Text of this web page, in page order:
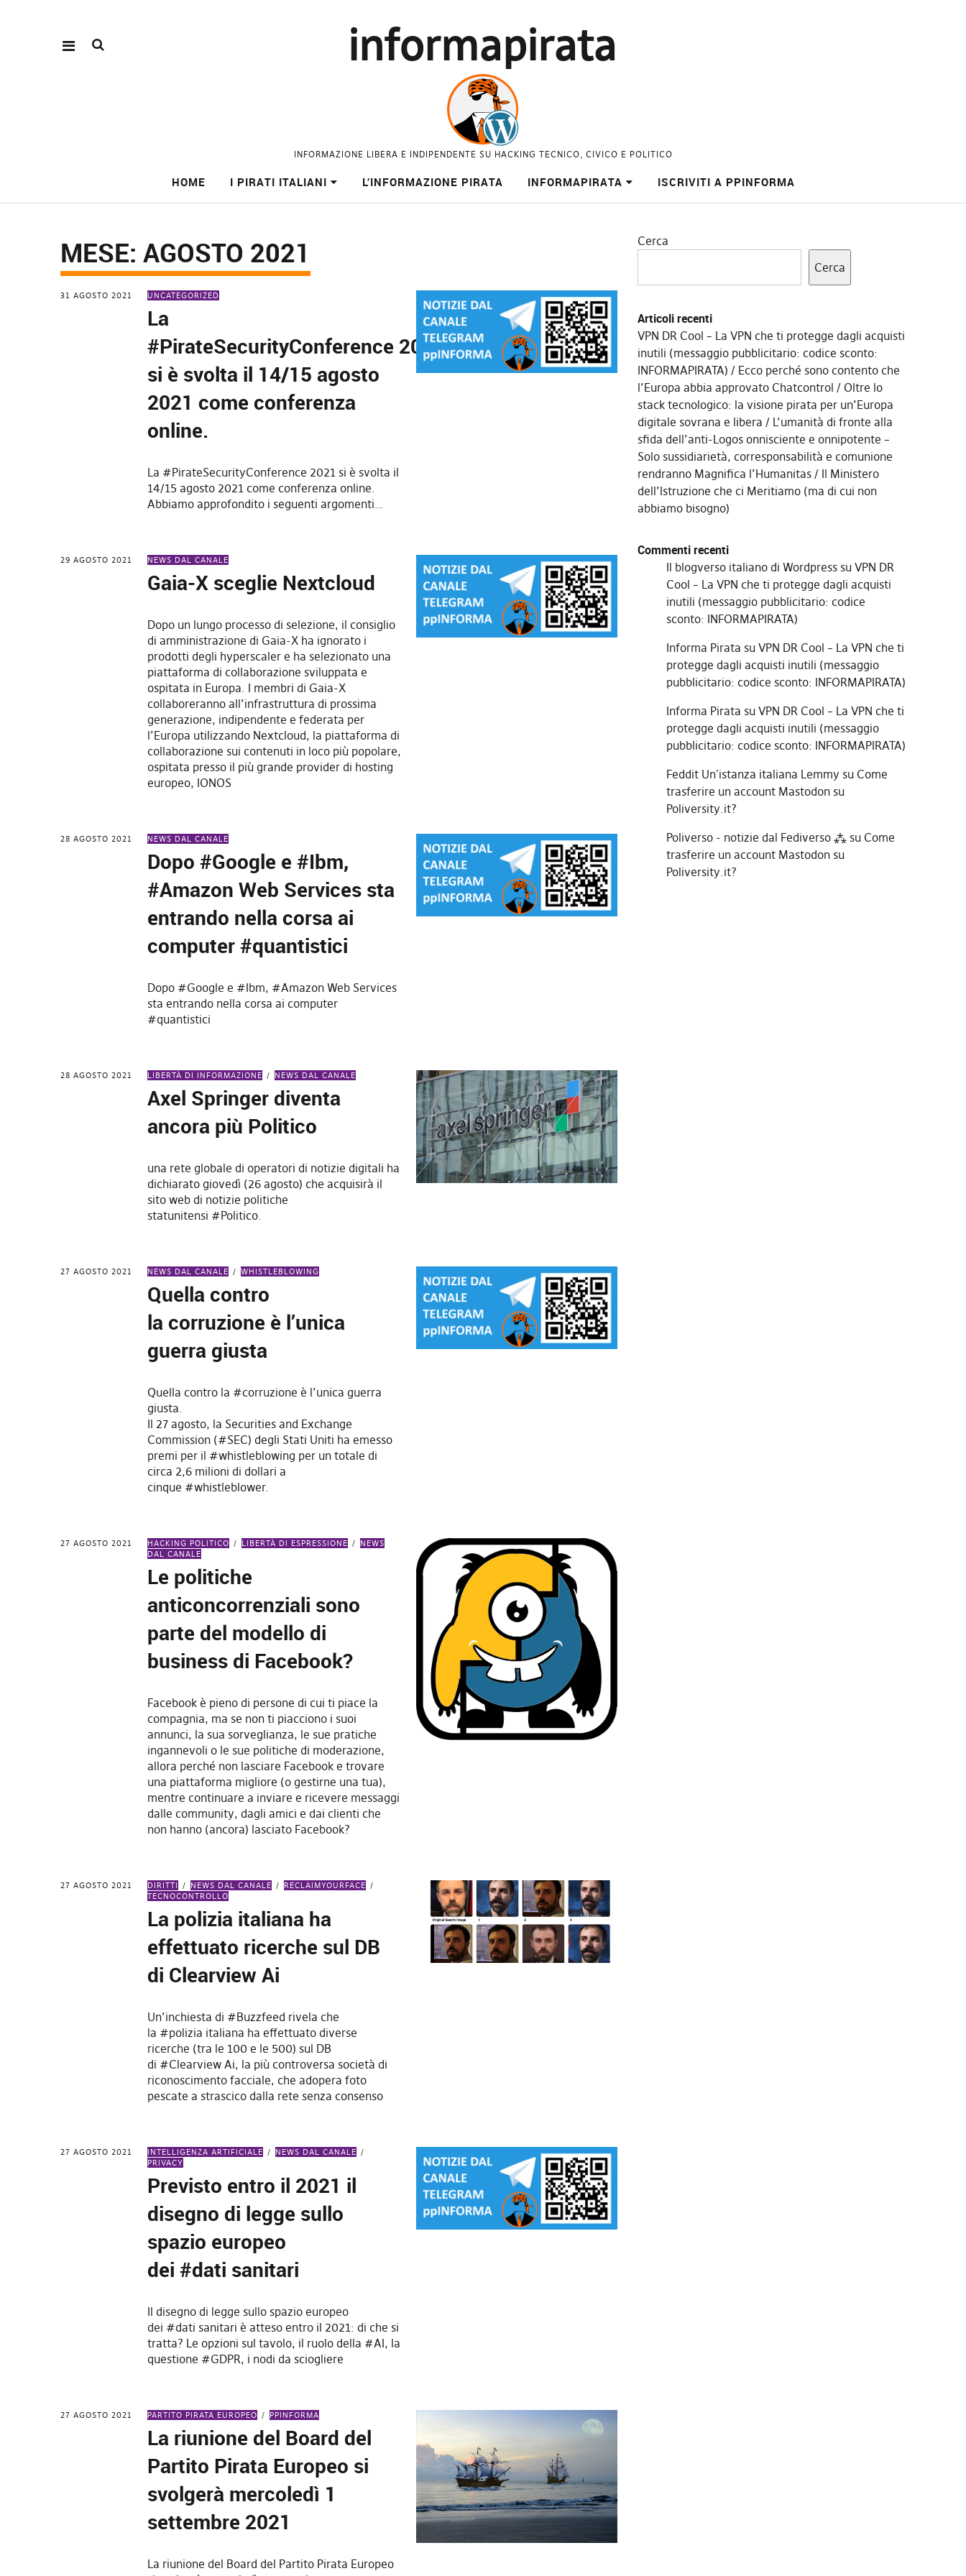
informapirata
INFORMAZIONE LIBERA E INDIPENDENTE SU HACKING TECNICO, CIVICO E POLITICO
HOME I PIRATI ITALIANI L’INFORMAZIONE PIRATA INFORMAPIRATA ISCRIVITI A PPINFORMA
MESE: AGOSTO 2021
31 AGOSTO 2021 UNCATEGORIZED
La
#PirateSecurityConference 2021
si è svolta il 14/15 agosto
2021 come conferenza
online.
La #PirateSecurityConference 2021 si è svolta il
14/15 agosto 2021 come conferenza online.
Abbiamo approfondito i seguenti argomenti…
29 AGOSTO 2021 NEWS DAL CANALE
Gaia-X sceglie Nextcloud
Dopo un lungo processo di selezione, il consiglio
di amministrazione di Gaia-X ha ignorato i
prodotti degli hyperscaler e ha selezionato una
piattaforma di collaborazione sviluppata e
ospitata in Europa. I membri di Gaia-X
collaboreranno all’infrastruttura di prossima
generazione, indipendente e federata per
l’Europa utilizzando Nextcloud, la piattaforma di
collaborazione sui contenuti in loco più popolare,
ospitata presso il più grande provider di hosting
europeo, IONOS
28 AGOSTO 2021 NEWS DAL CANALE
Dopo #Google e #Ibm,
#Amazon Web Services sta
entrando nella corsa ai
computer #quantistici
Dopo #Google e #Ibm, #Amazon Web Services
sta entrando nella corsa ai computer
#quantistici
28 AGOSTO 2021 LIBERTÀ DI INFORMAZIONE NEWS DAL CANALE
Axel Springer diventa
ancora più Politico
una rete globale di operatori di notizie digitali ha
dichiarato giovedì (26 agosto) che acquisirà il
sito web di notizie politiche
statunitensi #Politico.
27 AGOSTO 2021 NEWS DAL CANALE WHISTLEBLOWING
Quella contro
la corruzione è l’unica
guerra giusta
Quella contro la #corruzione è l’unica guerra
giusta.
Il 27 agosto, la Securities and Exchange
Commission (#SEC) degli Stati Uniti ha emesso
premi per il #whistleblowing per un totale di
circa 2,6 milioni di dollari a
cinque #whistleblower.
27 AGOSTO 2021 HACKING POLITICO LIBERTÀ DI ESPRESSIONE
NEWS
DAL CANALE
Le politiche
anticoncorrenziali sono
parte del modello di
business di Facebook?
Facebook è pieno di persone di cui ti piace la
compagnia, ma se non ti piacciono i suoi
annunci, la sua sorveglianza, le sue pratiche
ingannevoli o le sue politiche di moderazione,
allora perché non lasciare Facebook e trovare
una piattaforma migliore (o gestirne una tua),
mentre continuare a inviare e ricevere messaggi
dalle community, dagli amici e dai clienti che
non hanno (ancora) lasciato Facebook?
27 AGOSTO 2021 DIRITTI NEWS DAL CANALE
RECLAIMYOURFACE
TECNOCONTROLLO
La polizia italiana ha
effettuato ricerche sul DB
di Clearview Ai
Un’inchiesta di #Buzzfeed rivela che
la #polizia italiana ha effettuato diverse
ricerche (tra le 100 e le 500) sul DB
di #Clearview Ai, la più controversa società di
riconoscimento facciale, che adopera foto
pescate a strascico dalla rete senza consenso
27 AGOSTO 2021 INTELLIGENZA ARTIFICIALE
NEWS DAL CANALE
PRIVACY
Previsto entro il 2021 il
disegno di legge sullo
spazio europeo
dei #dati sanitari
Il disegno di legge sullo spazio europeo
dei #dati sanitari è atteso entro il 2021: di che si
tratta? Le opzioni sul tavolo, il ruolo della #AI, la
questione #GDPR, i nodi da sciogliere
27 AGOSTO 2021 PARTITO PIRATA EUROPEO PPINFORMA
La riunione del Board del
Partito Pirata Europeo si
svolgerà mercoledì 1
settembre 2021
La riunione del Board del Partito Pirata Europeo
Cerca
Cerca
Articoli recenti
VPN DR Cool – La VPN che ti protegge dagli acquisti
inutili (messaggio pubblicitario: codice sconto:
INFORMAPIRATA)
Ecco perché sono contento che
l’Europa abbia approvato Chatcontrol
Oltre lo
stack tecnologico: la visione pirata per un’Europa
digitale sovrana e libera
L’umanità di fronte alla
sfida dell’anti-Logos onnisciente e onnipotente –
Solo sussidiarietà, corresponsabilità e comunione
rendranno Magnifica l’Humanitas
Il Ministero
dell’Istruzione che ci Meritiamo (ma di cui non
abbiamo bisogno)
Commenti recenti
Il blogverso italiano di Wordpresssu VPN DR
Cool – La VPN che ti protegge dagli acquisti
inutili (messaggio pubblicitario: codice
sconto: INFORMAPIRATA)
Informa Pirata su VPN DR Cool – La VPN che ti
protegge dagli acquisti inutili (messaggio
pubblicitario: codice sconto: INFORMAPIRATA)
Informa Pirata su VPN DR Cool – La VPN che ti
protegge dagli acquisti inutili (messaggio
pubblicitario: codice sconto: INFORMAPIRATA)
Feddit Un'istanza italiana Lemmy su Come
trasferire un account Mastodon su
Poliversity.it?
Poliverso - notizie dal Fediverso ⁂su Come
trasferire un account Mastodon su
Poliversity.it?